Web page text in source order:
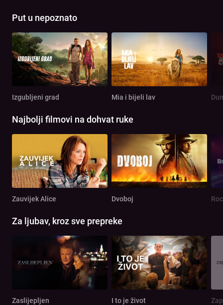
Put u nepoznato
Izgubljeni grad Mia i bijeli lav
Najbolji filmovi na dohvat ruke
Zauvijek Alice Dvoboj
Za ljubav, kroz sve prepreke
Zaslijepljen I to je život